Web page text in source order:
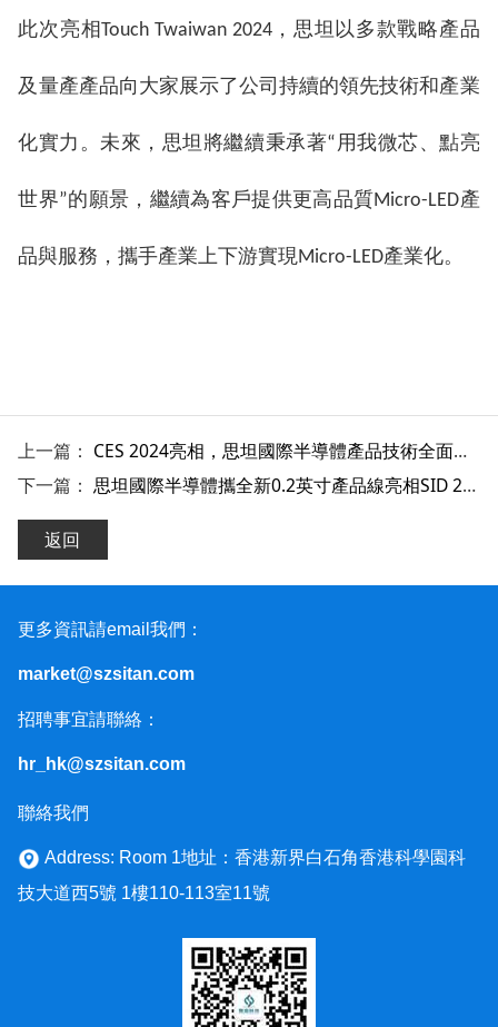
此次亮相Touch Twaiwan 2024，思坦以多款戰略產品
及量產產品向大家展示了公司持續的領先技術和產業
化實力。未來，思坦將繼續秉承著“用我微芯、點亮
世界”的願景，繼續為客戶提供更高品質Micro-LED產
品與服務，攜手產業上下游實現Micro-LED產業化。
上一篇： CES 2024亮相，思坦國際半導體產品技術全面迭代
下一篇： 思坦國際半導體攜全新0.2英寸產品線亮相SID 2024
返回
更多資訊請email我們：
market@szsitan.com
招聘事宜請聯絡：
hr_hk@szsitan.com
聯絡我們
Address: Room 1地址：香港新界白石角香港科學園科
技大道西5號 1樓110-113室11號